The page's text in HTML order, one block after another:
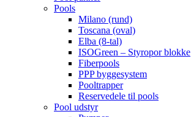
Pools
Milano (rund)
Toscana (oval)
Elba (8-tal)
ISOGreen – Styropor blokke
Fiberpools
PPP byggesystem
Pooltrapper
Reservedele til pools
Pool udstyr